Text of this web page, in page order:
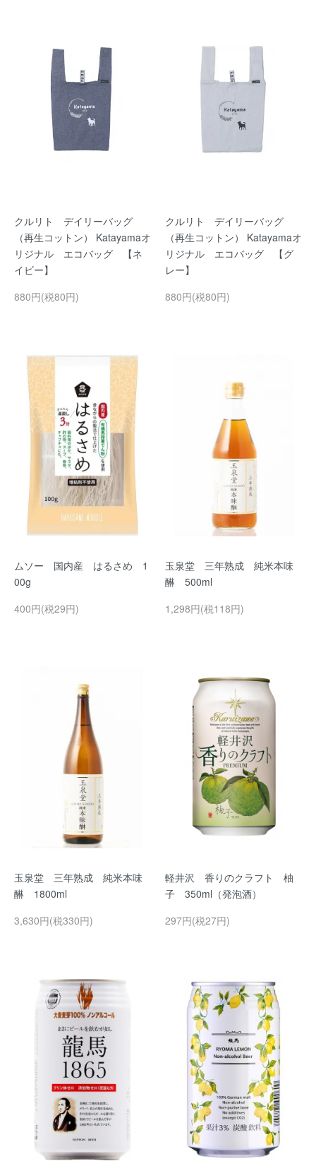
クルリト デイリーバッグ
（再生コットン） Katayamaオ
リジナル エコバッグ 【ネ
イビー】
880円(税80円)
クルリト デイリーバッグ
（再生コットン） Katayamaオ
リジナル エコバッグ 【グ
レー】
880円(税80円)
ムソー 国内産 はるさめ 1
00g
400円(税29円)
玉泉堂 三年熟成 純米本味
醂 500ml
1,298円(税118円)
玉泉堂 三年熟成 純米本味
醂 1800ml
3,630円(税330円)
軽井沢 香りのクラフト 柚
子 350ml（発泡酒）
297円(税27円)